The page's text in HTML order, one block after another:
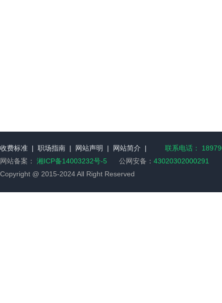
收费标准 | 职场指南 | 网站声明 | 网站简介 |
联系电话：
网站备案： 湘ICP备14003232号-5 公网安备： 43020302000291
Copyright @ 2015-2024 All Right Reserved